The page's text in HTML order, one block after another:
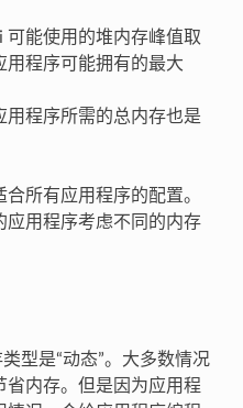
可能使用的堆内存峰值取
用程序可能拥有的最大
用程序所需的总内存也是
所有应用程序的配置。
应用程序考虑不同的内存
型是“动态”。大多数情况
省内存。但是因为应用程